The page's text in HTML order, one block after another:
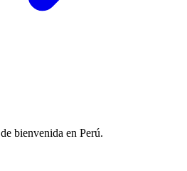
bienvenida en Perú.